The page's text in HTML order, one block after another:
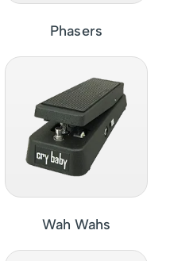
Phasers
Wah Wahs